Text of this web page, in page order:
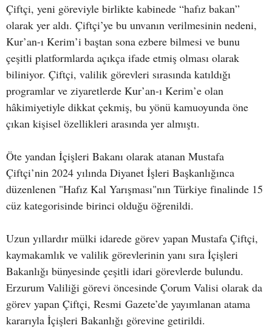
Çiftçi, yeni göreviyle birlikte kabinede “hafız bakan”
olarak yer aldı. Çiftçi’ye bu unvanın verilmesinin nedeni,
Kur’an-ı Kerim’i baştan sona ezbere bilmesi ve bunu
çeşitli platformlarda açıkça ifade etmiş olması olarak
biliniyor. Çiftçi, valilik görevleri sırasında katıldığı
programlar ve ziyaretlerde Kur’an-ı Kerim’e olan
hâkimiyetiyle dikkat çekmiş, bu yönü kamuoyunda öne
çıkan kişisel özellikleri arasında yer almıştı.
Öte yandan İçişleri Bakanı olarak atanan Mustafa
Çiftçi’nin 2024 yılında Diyanet İşleri Başkanlığınca
düzenlenen "Hafız Kal Yarışması"nın Türkiye finalinde 15
cüz kategorisinde birinci olduğu öğrenildi.
Uzun yıllardır mülki idarede görev yapan Mustafa Çiftçi,
kaymakamlık ve valilik görevlerinin yanı sıra İçişleri
Bakanlığı bünyesinde çeşitli idari görevlerde bulundu.
Erzurum Valiliği görevi öncesinde Çorum Valisi olarak da
görev yapan Çiftçi, Resmi Gazete’de yayımlanan atama
kararıyla İçişleri Bakanlığı görevine getirildi.